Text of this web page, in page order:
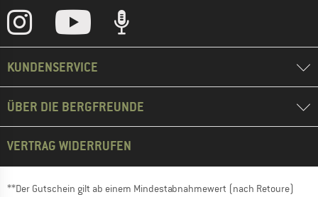
KUNDENSERVICE
ÜBER DIE BERGFREUNDE
VERTRAG WIDERRUFEN
**Der Gutschein gilt ab einem Mindestabnahmewert (nach Retoure)